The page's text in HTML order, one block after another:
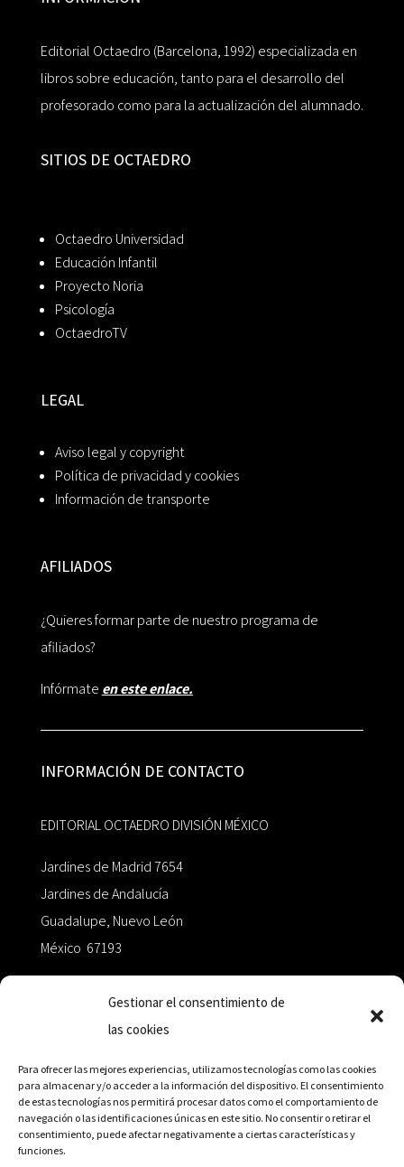
Gestionar el consentimiento de
las cookies
Para ofrecer las mejores experiencias, utilizamos tecnologías como las cookies
para almacenar y/o acceder a la información del dispositivo. El consentimiento
de estas tecnologías nos permitirá procesar datos como el comportamiento de
navegación o las identificaciones únicas en este sitio. No consentir o retirar el
consentimiento, puede afectar negativamente a ciertas características y
funciones.
Editorial Octaedro (Barcelona, 1992) especializada en
libros sobre educación, tanto para el desarrollo del
profesorado como para la actualización del alumnado.
SITIOS DE OCTAEDRO
Octaedro Universidad
Educación Infantil
Proyecto Noria
Psicología
OctaedroTV
LEGAL
Aviso legal y copyright
Política de privacidad y cookies
Información de transporte
AFILIADOS
¿Quieres formar parte de nuestro programa de
afiliados?
Infórmate en este enlace.
INFORMACIÓN DE CONTACTO
EDITORIAL OCTAEDRO DIVISIÓN MÉXICO
Jardines de Madrid 7654
Jardines de Andalucía
Guadalupe, Nuevo León
México 67193
+52 811.499.5638
RED DE DISTRIBUCIÓN
Distribuidores en México y Octaedro internacional